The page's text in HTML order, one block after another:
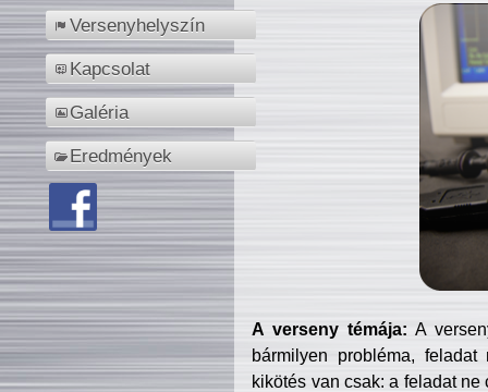
Versenyhelyszín
Kapcsolat
Galéria
Eredmények
A verseny témája: A
bármilyen probléma, feladat
kikötés van csak: a feladat